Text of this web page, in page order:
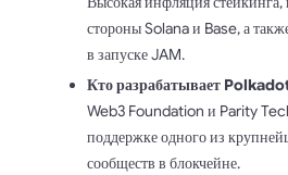
стороны Solana и Base, а
в запуске JAM.
Кто разрабатывает
Web3 Foundation и Parity
поддержке одного из
сообществ в блокчейне.